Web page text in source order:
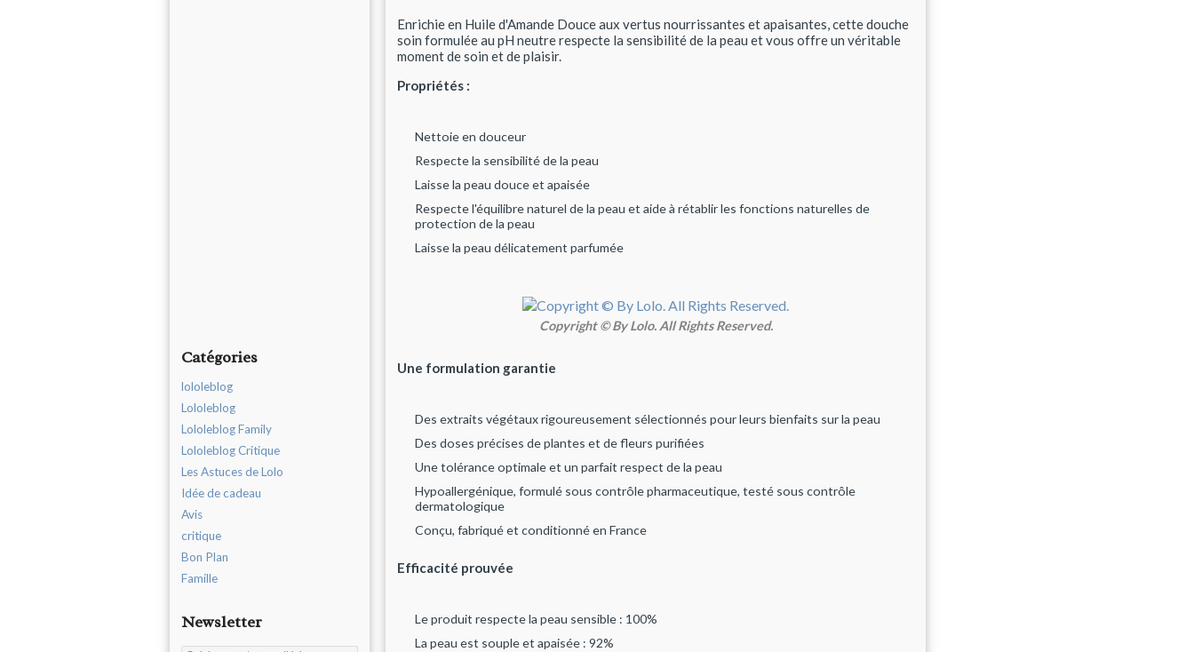
Catégories
lololeblog
Lololeblog
Lololeblog Family
Lololeblog Critique
Les Astuces de Lolo
Idée de cadeau
Avis
critique
Bon Plan
Famille
Newsletter
Enrichie en Huile d'Amande Douce aux vertus nourrissantes et apaisantes, cette douche
soin formulée au pH neutre respecte la sensibilité de la peau et vous offre un véritable
moment de soin et de plaisir.
Propriétés :
Nettoie en douceur
Respecte la sensibilité de la peau
Laisse la peau douce et apaisée
Respecte l'équilibre naturel de la peau et aide à rétablir les fonctions naturelles de
protection de la peau
Laisse la peau délicatement parfumée
Copyright © By Lolo. All Rights Reserved.
Une formulation garantie
Des extraits végétaux rigoureusement sélectionnés pour leurs bienfaits sur la peau
Des doses précises de plantes et de fleurs purifiées
Une tolérance optimale et un parfait respect de la peau
Hypoallergénique, formulé sous contrôle pharmaceutique, testé sous contrôle
dermatologique
Conçu, fabriqué et conditionné en France
Efficacité prouvée
Le produit respecte la peau sensible : 100%
La peau est souple et apaisée : 92%